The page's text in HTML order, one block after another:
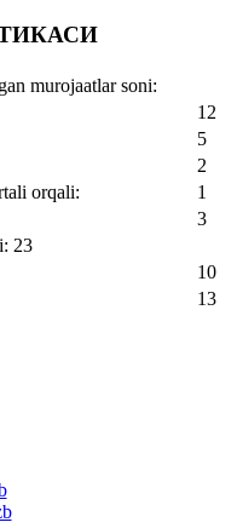
murojaatlar soni:
12
5
2
orqali:
1
3
23
10
13